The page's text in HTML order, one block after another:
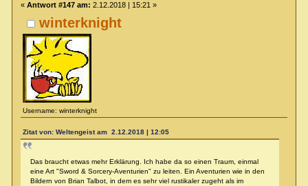
winterknight
Username: winterknight
« Antwort #147 am: 2.12.2018 | 15:21 »
Zitat von: Weltengeist am 2.12.2018 | 12:05
Das braucht etwas mehr Erklärung. Ich habe da so einen Traum, einmal
eine Art "Sword & Sorcery-Aventurien" zu leiten. Ein Aventurien wie in den
Bildern von Brian Talbot, in dem es sehr viel rustikaler zugeht als im